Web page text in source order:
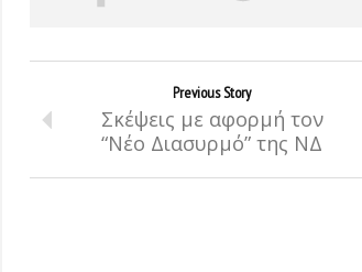
Previous Story
Σκέψεις με αφορμή τον
“Νέο Διασυρμό” της ΝΔ